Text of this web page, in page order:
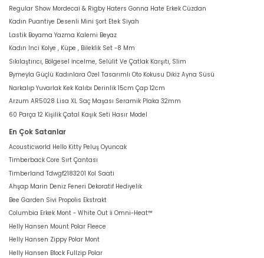
Regular Show Mordecai & Rigby Haters Gonna Hate Erkek Cüzdan
Kadın Puantiye Desenli Mini Şort Etek Siyah
Lastik Boyama Yazma Kalemi Beyaz
Kadın Inci Kolye , Küpe , Bileklik Set -8 Mm
Sıkılaştırıcı, Bölgesel İncelme, Selülit Ve Çatlak Karşıtı, Slim
Bymeyla Güçlü Kadınlara Özel Tasarımlı Oto Kokusu Dikiz Ayna Süsü
Narkalıp Yuvarlak Kek Kalıbı Derinlik 15cm Çap 12cm
Arzum AR5028 Lisa XL Saç Maşası Seramik Plaka 32mm
60 Parça 12 Kişilik Çatal Kaşık Seti Hasır Model
En Çok Satanlar
Acousticworld Hello Kitty Peluş Oyuncak
Timberback Core Sırt Çantası
Timberland Tdwgf2183201 Kol Saati
Ahşap Marin Deniz Feneri Dekoratif Hediyelik
Bee Garden Sivi Propolis Ekstrakt
Columbia Erkek Mont - White Out İi Omni-Heat™
Helly Hansen Mount Polar Fleece
Helly Hansen Zippy Polar Mont
Helly Hansen Block Fullzip Polar